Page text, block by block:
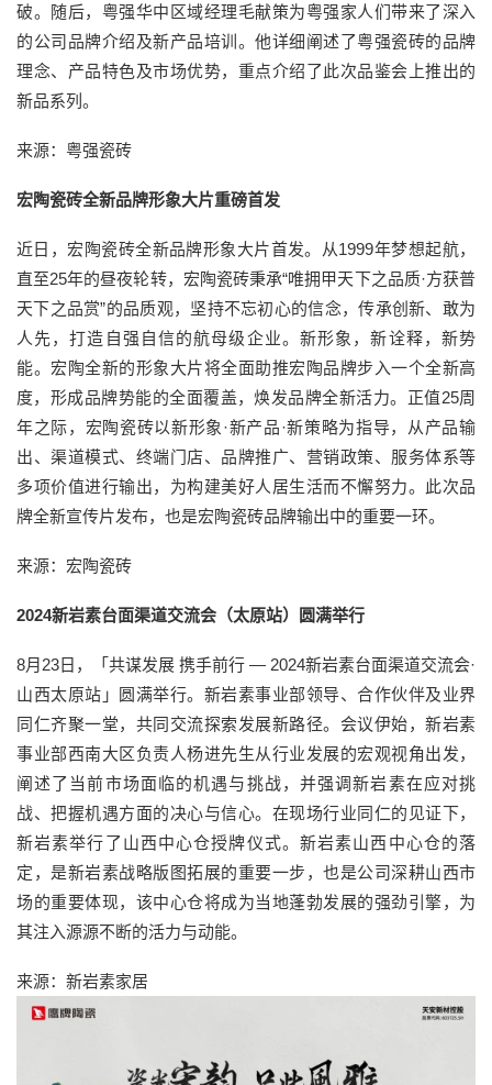
破。随后，粤强华中区域经理毛献策为粤强家人们带来了深入
的公司品牌介绍及新产品培训。他详细阐述了粤强瓷砖的品牌
理念、产品特色及市场优势，重点介绍了此次品鉴会上推出的
新品系列。
来源：粤强瓷砖
宏陶瓷砖全新品牌形象大片重磅首发
近日，宏陶瓷砖全新品牌形象大片首发。从1999年梦想起航，
直至25年的昼夜轮转，宏陶瓷砖秉承“唯拥甲天下之品质·方获普
天下之品赏”的品质观，坚持不忘初心的信念，传承创新、敢为
人先，打造自强自信的航母级企业。新形象，新诠释，新势
能。宏陶全新的形象大片将全面助推宏陶品牌步入一个全新高
度，形成品牌势能的全面覆盖，焕发品牌全新活力。正值25周
年之际，宏陶瓷砖以新形象·新产品·新策略为指导，从产品输
出、渠道模式、终端门店、品牌推广、营销政策、服务体系等
多项价值进行输出，为构建美好人居生活而不懈努力。此次品
牌全新宣传片发布，也是宏陶瓷砖品牌输出中的重要一环。
来源：宏陶瓷砖
2024新岩素台面渠道交流会（太原站）圆满举行
8月23日，「共谋发展 携手前行 — 2024新岩素台面渠道交流会·
山西太原站」圆满举行。新岩素事业部领导、合作伙伴及业界
同仁齐聚一堂，共同交流探索发展新路径。会议伊始，新岩素
事业部西南大区负责人杨进先生从行业发展的宏观视角出发，
阐述了当前市场面临的机遇与挑战，并强调新岩素在应对挑
战、把握机遇方面的决心与信心。在现场行业同仁的见证下，
新岩素举行了山西中心仓授牌仪式。新岩素山西中心仓的落
定，是新岩素战略版图拓展的重要一步，也是公司深耕山西市
场的重要体现，该中心仓将成为当地蓬勃发展的强劲引擎，为
其注入源源不断的活力与动能。
来源：新岩素家居